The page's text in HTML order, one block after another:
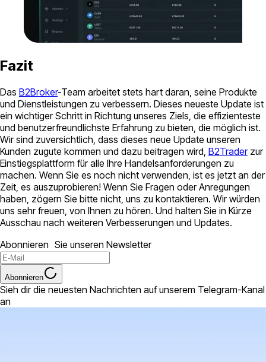
Fazit
Das B2Broker-Team arbeitet stets hart daran, seine Produkte
und Dienstleistungen zu verbessern. Dieses neueste Update ist
ein wichtiger Schritt in Richtung unseres Ziels, die effizienteste
und benutzerfreundlichste Erfahrung zu bieten, die möglich ist.
Wir sind zuversichtlich, dass dieses neue Update unseren
Kunden zugute kommen und dazu beitragen wird, B2Traderzur
Einstiegsplattform für alle Ihre Handelsanforderungen zu
machen. Wenn Sie es noch nicht verwenden, ist es jetzt an der
Zeit, es auszuprobieren! Wenn Sie Fragen oder Anregungen
haben, zögern Sie bitte nicht, uns zu kontaktieren. Wir würden
uns sehr freuen, von Ihnen zu hören. Und halten Sie in Kürze
Ausschau nach weiteren Verbesserungen und Updates.
Abonnieren Sie unseren Newsletter
Abonnieren
Sieh dir die neuesten Nachrichten auf unserem Telegram-Kanal
an